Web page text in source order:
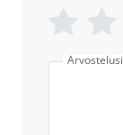
Arvostelusi